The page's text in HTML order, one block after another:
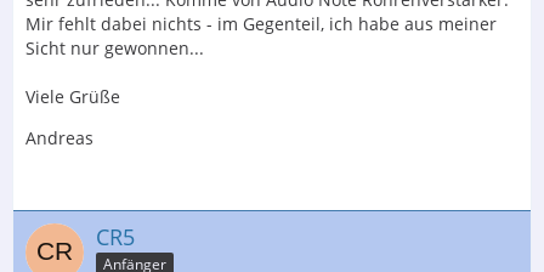
Mir fehlt dabei nichts - im Gegenteil, ich habe aus meiner
Sicht nur gewonnen...
Viele Grüße
Andreas
CR5
Anfänger